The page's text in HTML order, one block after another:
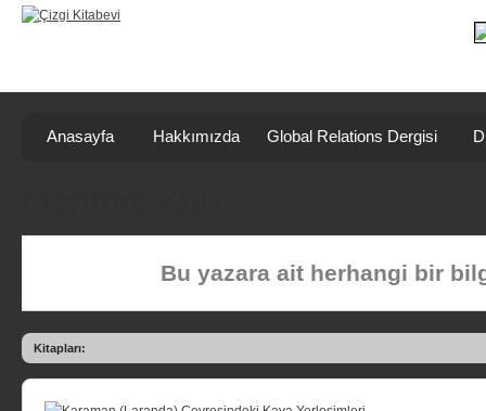
Anasayfa Hakkımızda Global Relations Dergisi
Bu yazara ait herhangi bir
Kitapları: